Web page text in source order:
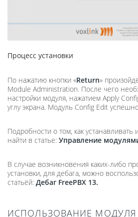
Процесс установки
По нажатию кнопки «Return»
Module Administration. После чего
настройки модуля, нажатием Apply
углу экрана. Модуль Config Edit
Подробности о том, как
найти в статье: Управление
В случае возникновения каких-либо
установки, для дебага, можно
статьёй: Дебаг FreePBX 13.
ИСПОЛЬЗОВАНИЕ МОДУЛЯ